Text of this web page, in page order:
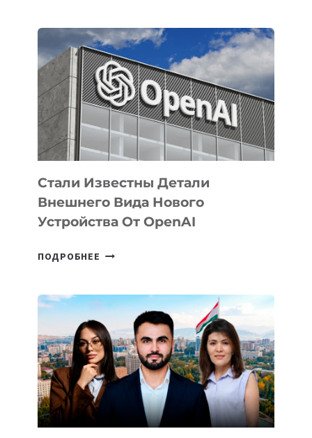
ПРИОРИТЕТНЫЕ
ЗАДАЧИ
ПО
РАЗВИТИЮ
ЭКОСИСТЕМЫ
ИСКУССТВЕННОГО
ИНТЕЛЛЕКТА
Стали Известны Детали
Внешнего Вида Нового
Устройства От OpenAI
ПОДРОБНЕЕ СТАЛИ
ВНЕШНЕГО
ВИДА
НОВОГО
УСТРОЙСТВА
ОТ
OPENAI